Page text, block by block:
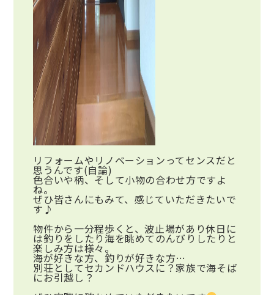
リフォームやリノベーションってセンスだと
思うんです(自論)
色合いや柄、そして小物の合わせ方ですよ
ね。
ぜひ皆さんにもみて、感じていただきたいで
す♪
物件から一分程歩くと、波止場があり休日に
は釣りをしたり海を眺めてのんびりしたりと
楽しみ方は様々。
海が好きな方、釣りが好きな方…
別荘としてセカンドハウスに？家族で海そば
にお引越し？